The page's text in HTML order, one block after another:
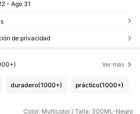
- Ago 31
de privacidad
Ver más
duradero(1000+) práctico(1000+)
Color: Multicolor / Talla: 300ML-Negro